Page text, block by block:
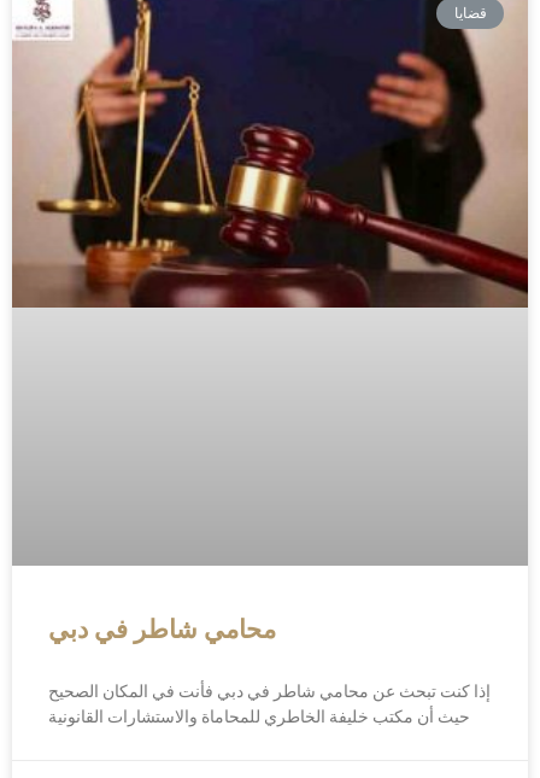
قضايا
محامي شاطر في دبي
إذا كنت تبحث عن محامي شاطر في دبي فأنت في المكان الصحيح
حيث أن مكتب خليفة الخاطري للمحاماة والاستشارات القانونية